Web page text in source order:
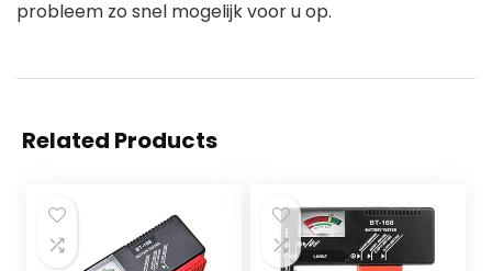
probleem zo snel mogelijk voor u op.
Related Products